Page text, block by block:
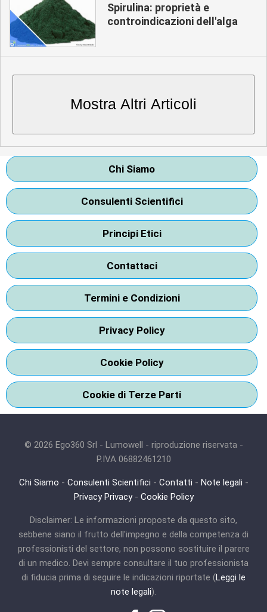
Spirulina: proprietà e
controindicazioni dell'alga
Chi Siamo
Consulenti Scientifici
Principi Etici
Contattaci
Termini e Condizioni
Privacy Policy
Cookie Policy
Cookie di Terze Parti
© 2026 Ego360 Srl - Lumowell - riproduzione riservata -
P.IVA 06882461210
Chi Siamo - Consulenti Scientifici - Contatti - Note legali -
Privacy Privacy- Cookie Policy
Disclaimer: Le informazioni proposte da questo sito,
sebbene siano il frutto dell'impegno e della competenza di
professionisti del settore, non possono sostituire il parere
di un medico. Devi sempre consultare il tuo professionista
di fiducia prima di seguire le indicazioni riportate (Leggi le
note legali).